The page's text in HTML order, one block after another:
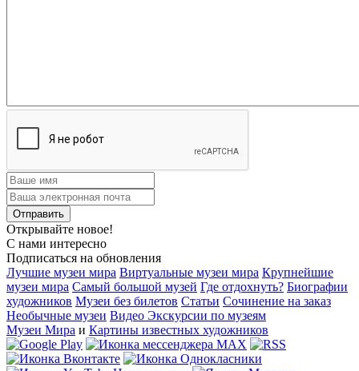
Открывайте новое!
С нами интересно
Подписаться на обновления
Лучшие музеи мира Виртуальные музеи мира Крупнейшие
музеи мира Самый большой музей Где отдохнуть? Биографии
художников Музеи без билетов Статьи Сочинение на заказ
Необычные музеи Видео Экскурсии по музеям
Музеи Мира и Картины известных художников